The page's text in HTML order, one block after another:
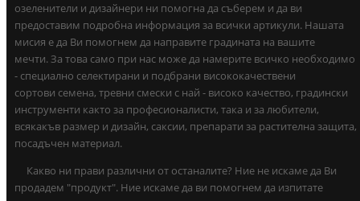
озеленители и дизайнери ни помогна да съберем и да ви
предоставим подробна информация за всички артикули. Нашата
мисия е да Ви помогнем да направите градината на вашите
мечти. За това само при нас може да намерите всичко необходимо
- специално селектирани и подбрани висококачествени
сортови семена, тревни смески с най - високо качество, градински
инструменти както за професионалисти, така и за любители,
всякакъв размер и дизайн, саксии, препарати за растителна защита,
посадъчен материал.
Какво ни прави различни от останалите? Ние не искаме да Ви
продадем "продукт". Ние искаме да ви помогнем да изпитате